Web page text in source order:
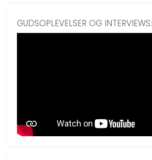
GUDSOPLEVELSER OG INTERVIEWS: